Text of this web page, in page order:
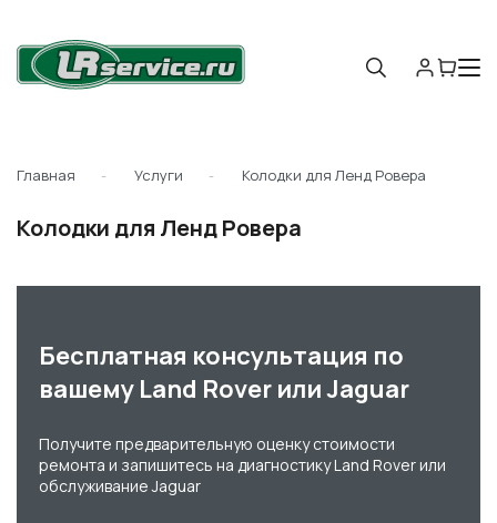
Главная Услуги Колодки для Ленд Ровера
Колодки для Ленд Ровера
Бесплатная консультация по
вашему Land Rover или Jaguar
Получите предварительную оценку стоимости
ремонта и запишитесь на диагностику Land Rover или
обслуживание Jaguar